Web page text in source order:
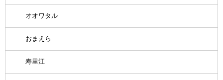
オオワタル
おまえら
寿里江